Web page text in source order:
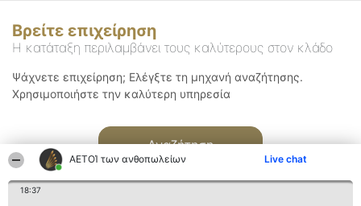
ΑΕΤΟΊ των ανθοπωλείων Live chat
18:37
Βρείτε επιχείρηση
Η κατάταξη περιλαμβάνει τους καλύτερους στον κλάδο
Ψάχνετε επιχείρηση; Ελέγξτε τη μηχανή αναζήτησης.
Χρησιμοποιήστε την καλύτερη υπηρεσία
Αναζήτηση